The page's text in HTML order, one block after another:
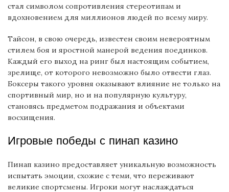
стал символом сопротивления стереотипам и
вдохновением для миллионов людей по всему миру.
Тайсон, в свою очередь, известен своим невероятным
стилем боя и яростной манерой ведения поединков.
Каждый его выход на ринг был настоящим событием,
зрелище, от которого невозможно было отвести глаз.
Боксеры такого уровня оказывают влияние не только на
спортивный мир, но и на популярную культуру,
становясь предметом подражания и объектами
восхищения.
Игровые победы с пинап казино
Пинап казино предоставляет уникальную возможность
испытать эмоции, схожие с теми, что переживают
великие спортсмены. Игроки могут наслаждаться